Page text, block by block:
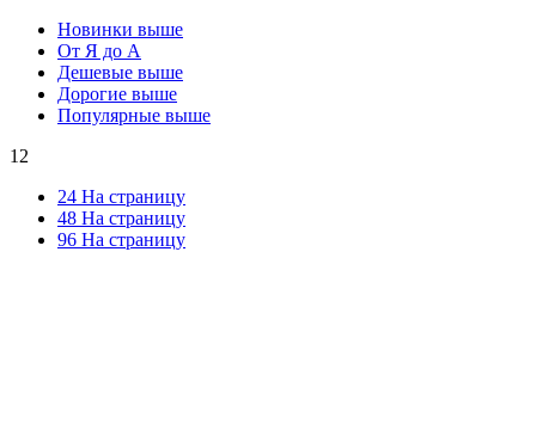
Новинки выше
От Я до А
Дешевые выше
Дорогие выше
Популярные выше
12
24 На страницу
48 На страницу
96 На страницу